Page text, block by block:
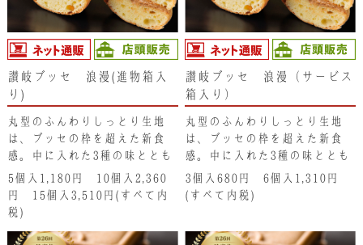
讃岐ブッセ 浪漫(進物箱入
り)
丸型のふんわりしっとり生地
は、ブッセの枠を超えた新食
感。中に入れた3種の味ととも
に、得も言われぬ味わいが口い
っぱいに広がります。
5個入1,180円 10個入2,360
円 15個入3,510円(すべて内
税)
讃岐ブッセ 浪漫（サービス
箱入り）
丸型のふんわりしっとり生地
は、ブッセの枠を超えた新食
感。中に入れた3種の味ととも
に、得も言われぬ味わいが口い
っぱいに広がります。
3個入680円 6個入1,310円
(すべて内税)